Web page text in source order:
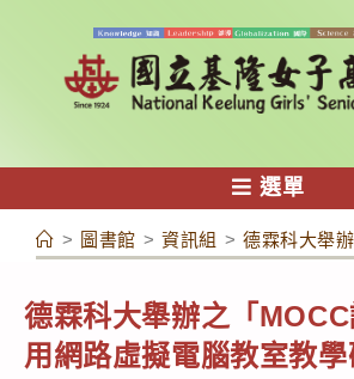
容
選單
> 圖書館 > 資訊組 > 德霖科大舉
德霖科大舉辦之「
用網路虛擬電腦教室教學